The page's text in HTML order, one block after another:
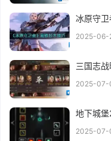
冰原守
2025-06-
三国志
2025-07-
地下城
2025-07-